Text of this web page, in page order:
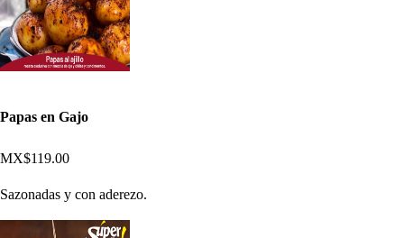
Papas en Gajo
MX$119.00
Sazonadas y con aderezo.